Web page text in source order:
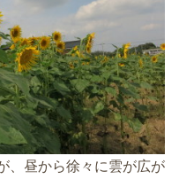
、昼から徐々に雲が広が